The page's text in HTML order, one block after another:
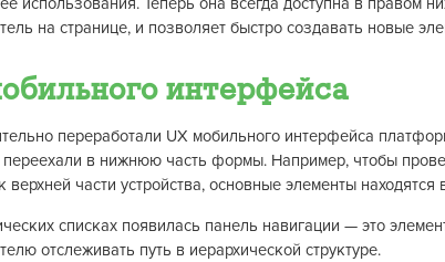
использования. Теперь она всегда доступна в правом
на странице, и позволяет быстро создавать новые
интерфейса
переработали UX мобильного интерфейса
переехали в нижнюю часть формы. Например, чтобы
верхней части устройства, основные элементы находятся
списках появилась панель навигации — это
отслеживать путь в иерархической структуре.